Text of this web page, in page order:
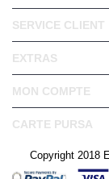
SERVICE CLIENT
EXTRAS
MON COMPTE
CARTE PURSA
Copyright 2018